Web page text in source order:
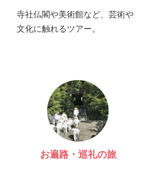
寺社仏閣や美術館など、芸術や
文化に触れるツアー。
お遍路・巡礼の旅